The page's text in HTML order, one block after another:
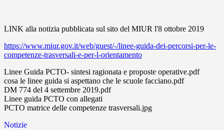
LINK alla notizia pubblicata sul sito del MIUR l'8 ottobre 2019
https://www.miur.gov.it/web/guest/-/linee-guida-dei-percorsi-per-le-
competenze-trasversali-e-per-l-orientamento
Linee Guida PCTO- sintesi ragionata e proposte operative.pdf
cosa le linee guida si aspettano che le scuole facciano.pdf
DM 774 del 4 settembre 2019.pdf
Linee guida PCTO con allegati
PCTO matrice delle competenze trasversali.jpg
Notizie